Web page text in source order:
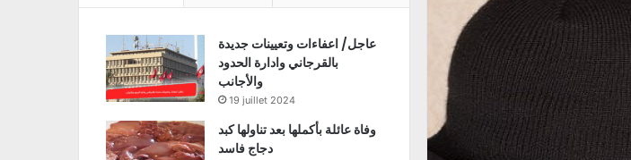
عاجل/ اعفاءات وتعيينات جديدة
بالقرجاني وادارة الحدود
والأجانب
19 juillet 2024
وفاة عائلة بأكملها بعد تناولها كبد
دجاج فاسد